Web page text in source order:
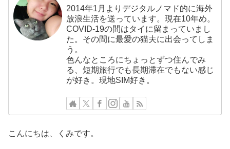
2014年1月よりデジタルノマド的に海外
放浪生活を送っています。現在10年め。
COVID-19の間はタイに留まっていまし
た。その間に最愛の猫夫に出会ってしま
う。
色んなところにちょっとずつ住んでみ
る、短期旅行でも長期滞在でもない感じ
が好き。現地SIM好き。
こんにちは、くみです。